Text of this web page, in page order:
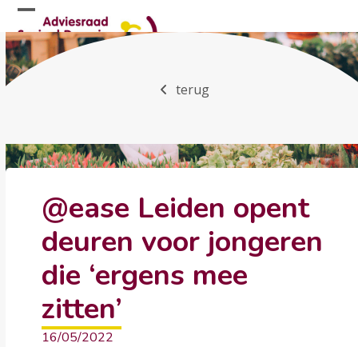
Skip
to
content
Open
mobile
menu
Close
mobile
menu
terug
@ease Leiden opent
deuren voor jongeren
die ‘ergens mee
zitten’
16/05/2022